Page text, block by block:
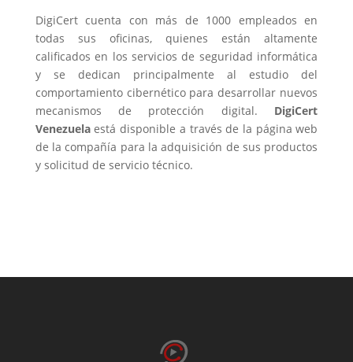
DigiCert cuenta con más de 1000 empleados en
todas sus oficinas, quienes están altamente
calificados en los servicios de seguridad informática
y se dedican principalmente al estudio del
comportamiento cibernético para desarrollar nuevos
mecanismos de protección digital. DigiCert
Venezuelaestá disponible a través de la página web
de la compañía para la adquisición de sus productos
y solicitud de servicio técnico.